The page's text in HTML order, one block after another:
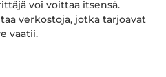
voi voittaa itsensä.
verkostoja, jotka tarjoavat
vaatii.